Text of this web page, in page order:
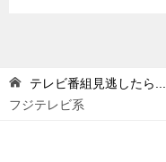
テレビ番組見逃したら...
フジテレビ系